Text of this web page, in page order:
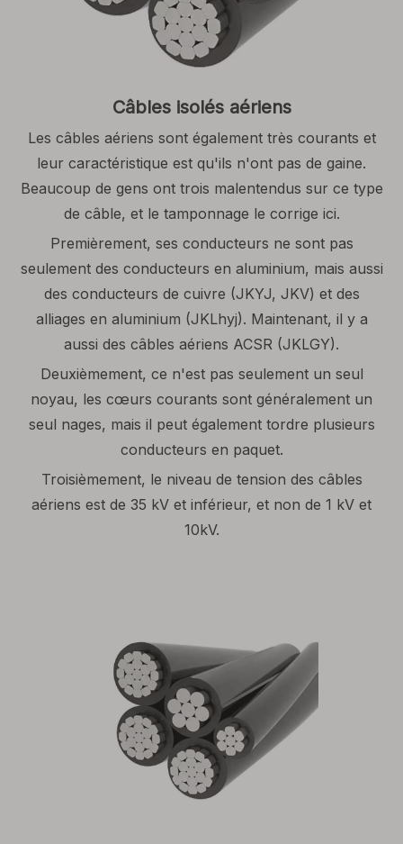
Câbles isolés aériens
Les câbles aériens sont également très courants et
leur caractéristique est qu'ils n'ont pas de gaine.
Beaucoup de gens ont trois malentendus sur ce type
de câble, et le tamponnage le corrige ici.
Premièrement, ses conducteurs ne sont pas
seulement des conducteurs en aluminium, mais aussi
des conducteurs de cuivre (JKYJ, JKV) et des
alliages en aluminium (JKLhyj). Maintenant, il y a
aussi des câbles aériens ACSR (JKLGY).
Deuxièmement, ce n'est pas seulement un seul
noyau, les cœurs courants sont généralement un
seul nages, mais il peut également tordre plusieurs
conducteurs en paquet.
Troisièmement, le niveau de tension des câbles
aériens est de 35 kV et inférieur, et non de 1 kV et
10kV.